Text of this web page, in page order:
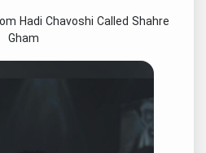
Hadi Chavoshi Called Shahre
Gham